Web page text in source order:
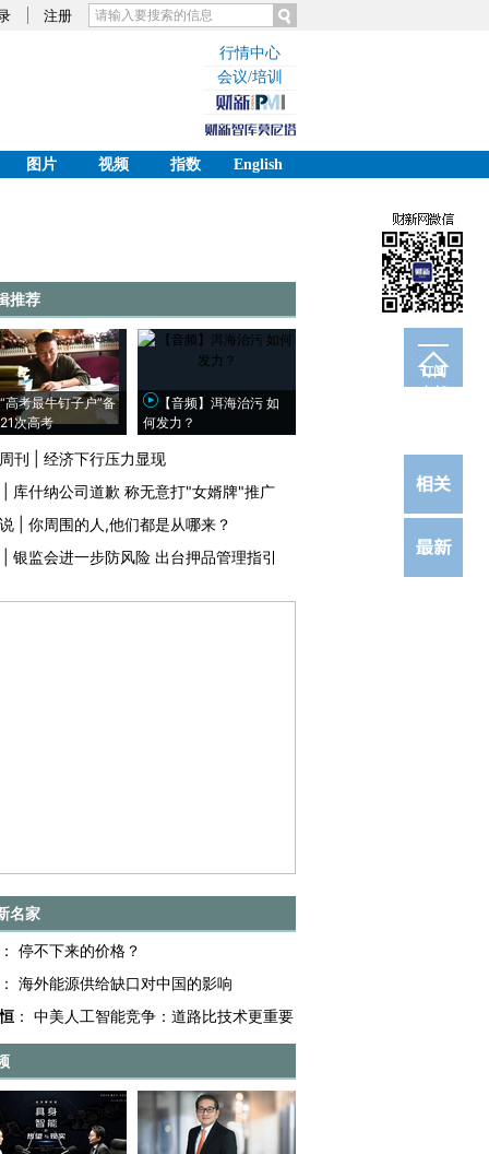
注册
行情中心
会议/培训
图片 视频 指数 English
订阅
电邮
推荐
高考最牛钉子户”备
次高考
【音频】洱海治污 如
何发力？
刊
经济下行压力显现
库什纳公司道歉 称无意打"女婿牌"推广
你周围的人,他们都是从哪来？
银监会进一步防风险 出台押品管理指引
名家
： 停不下来的价格？
： 海外能源供给缺口对中国的影响
： 中美人工智能竞争：道路比技术更重要